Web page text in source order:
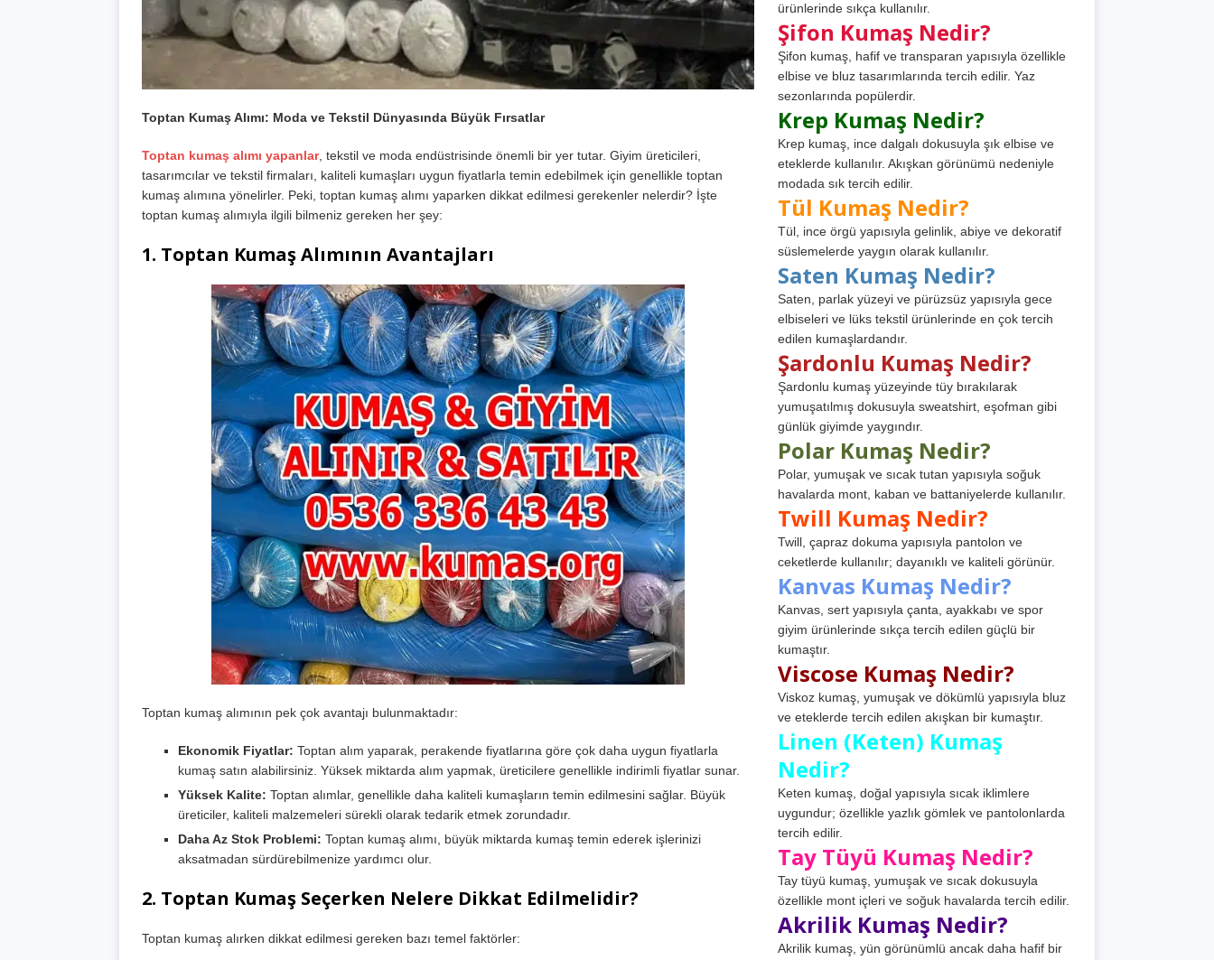
Toptan Kumaş Alımı: Moda ve Tekstil Dünyasında Büyük Fırsatlar
Toptan kumaş alımı yapanlar, tekstil ve moda endüstrisinde önemli bir yer tutar. Giyim üreticileri,
tasarımcılar ve tekstil firmaları, kaliteli kumaşları uygun fiyatlarla temin edebilmek için genellikle toptan
kumaş alımına yönelirler. Peki, toptan kumaş alımı yaparken dikkat edilmesi gerekenler nelerdir? İşte
toptan kumaş alımıyla ilgili bilmeniz gereken her şey:
1. Toptan Kumaş Alımının Avantajları
Toptan kumaş alımının pek çok avantajı bulunmaktadır:
Ekonomik Fiyatlar: Toptan alım yaparak, perakende fiyatlarına göre çok daha uygun fiyatlarla
kumaş satın alabilirsiniz. Yüksek miktarda alım yapmak, üreticilere genellikle indirimli fiyatlar sunar.
Yüksek Kalite: Toptan alımlar, genellikle daha kaliteli kumaşların temin edilmesini sağlar. Büyük
üreticiler, kaliteli malzemeleri sürekli olarak tedarik etmek zorundadır.
Daha Az Stok Problemi: Toptan kumaş alımı, büyük miktarda kumaş temin ederek işlerinizi
aksatmadan sürdürebilmenize yardımcı olur.
2. Toptan Kumaş Seçerken Nelere Dikkat Edilmelidir?
Toptan kumaş alırken dikkat edilmesi gereken bazı temel faktörler:
ürünlerinde sıkça kullanılır.
Şifon Kumaş Nedir?
Şifon kumaş, hafif ve transparan yapısıyla özellikle
elbise ve bluz tasarımlarında tercih edilir. Yaz
sezonlarında popülerdir.
Krep Kumaş Nedir?
Krep kumaş, ince dalgalı dokusuyla şık elbise ve
eteklerde kullanılır. Akışkan görünümü nedeniyle
modada sık tercih edilir.
Tül Kumaş Nedir?
Tül, ince örgü yapısıyla gelinlik, abiye ve dekoratif
süslemelerde yaygın olarak kullanılır.
Saten Kumaş Nedir?
Saten, parlak yüzeyi ve pürüzsüz yapısıyla gece
elbiseleri ve lüks tekstil ürünlerinde en çok tercih
edilen kumaşlardandır.
Şardonlu Kumaş Nedir?
Şardonlu kumaş yüzeyinde tüy bırakılarak
yumuşatılmış dokusuyla sweatshirt, eşofman gibi
günlük giyimde yaygındır.
Polar Kumaş Nedir?
Polar, yumuşak ve sıcak tutan yapısıyla soğuk
havalarda mont, kaban ve battaniyelerde kullanılır.
Twill Kumaş Nedir?
Twill, çapraz dokuma yapısıyla pantolon ve
ceketlerde kullanılır; dayanıklı ve kaliteli görünür.
Kanvas Kumaş Nedir?
Kanvas, sert yapısıyla çanta, ayakkabı ve spor
giyim ürünlerinde sıkça tercih edilen güçlü bir
kumaştır.
Viscose Kumaş Nedir?
Viskoz kumaş, yumuşak ve dökümlü yapısıyla bluz
ve eteklerde tercih edilen akışkan bir kumaştır.
Linen (Keten) Kumaş
Nedir?
Keten kumaş, doğal yapısıyla sıcak iklimlere
uygundur; özellikle yazlık gömlek ve pantolonlarda
tercih edilir.
Tay Tüyü Kumaş Nedir?
Tay tüyü kumaş, yumuşak ve sıcak dokusuyla
özellikle mont içleri ve soğuk havalarda tercih edilir.
Akrilik Kumaş Nedir?
Akrilik kumaş, yün görünümlü ancak daha hafif bir